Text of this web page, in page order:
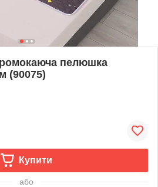
пелюшка
(90075)
Купити
або